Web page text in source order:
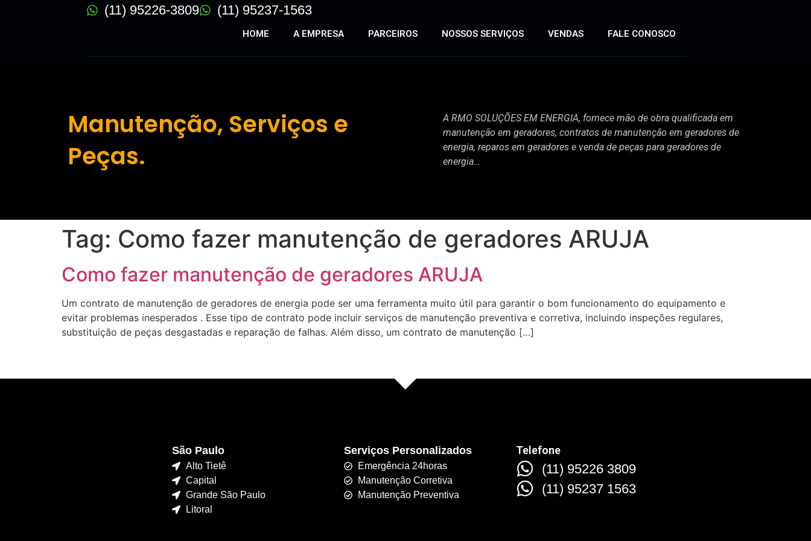
(11) 95226-3809 (11) 95237-1563
HOME A EMPRESA PARCEIROS NOSSOS SERVIÇOS VENDAS FALE CONOSCO
Manutenção, Serviços e
Peças.
A RMO SOLUÇÕES EM ENERGIA, fornece mão de obra qualificada em
manutenção em geradores, contratos de manutenção em geradores de
energia, reparos em geradores e venda de peças para geradores de
energia…
Tag: Como fazer manutenção de geradores ARUJA
Como fazer manutenção de geradores ARUJA
Um contrato de manutenção de geradores de energia pode ser uma ferramenta muito útil para garantir o bom funcionamento do equipamento e
evitar problemas inesperados . Esse tipo de contrato pode incluir serviços de manutenção preventiva e corretiva, incluindo inspeções regulares,
substituição de peças desgastadas e reparação de falhas. Além disso, um contrato de manutenção […]
São Paulo
Alto Tietê
Capital
Grande São Paulo
Litoral
Serviços Personalizados
Emergência 24horas
Manutenção Corretiva
Manutenção Preventiva
Telefone
(11) 95226 3809
(11) 95237 1563